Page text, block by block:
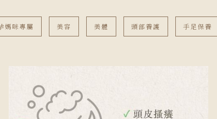
媽咪專屬 美容 美體 頭部養護 手足保養